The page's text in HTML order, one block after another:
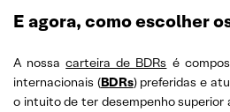
E agora, como escolher
A nossacarteira de BDRs é
internacionais (BDRs) preferidas e
o intuito de ter desempenho